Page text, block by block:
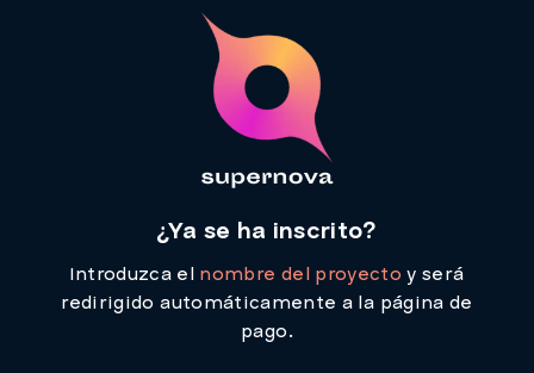
¿Ya se ha inscrito?
Introduzca el nombre del proyecto y será
redirigido automáticamente a la página de
pago.